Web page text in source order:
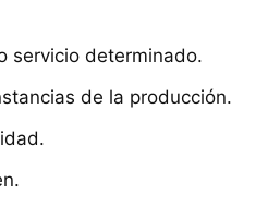
servicio determinado.
de la producción.